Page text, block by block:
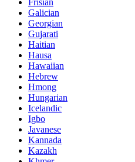
Frisian
Galician
Georgian
Gujarati
Haitian
Hausa
Hawaiian
Hebrew
Hmong
Hungarian
Icelandic
Igbo
Javanese
Kannada
Kazakh